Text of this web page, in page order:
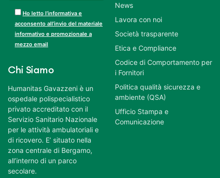
Ho letto l’informativa e
acconsento all’invio del materiale
informativo e promozionale a
mezzo email
Chi Siamo
Humanitas Gavazzeni è un
ospedale polispecialistico
privato accreditato con il
Servizio Sanitario Nazionale
per le attività ambulatoriali e
di ricovero. E’ situato nella
zona centrale di Bergamo,
all’interno di un parco
secolare.
News
Lavora con noi
Società trasparente
Etica e Compliance
Codice di Comportamento per
i Fornitori
Politica qualità sicurezza e
ambiente (QSA)
Ufficio Stampa e
Comunicazione